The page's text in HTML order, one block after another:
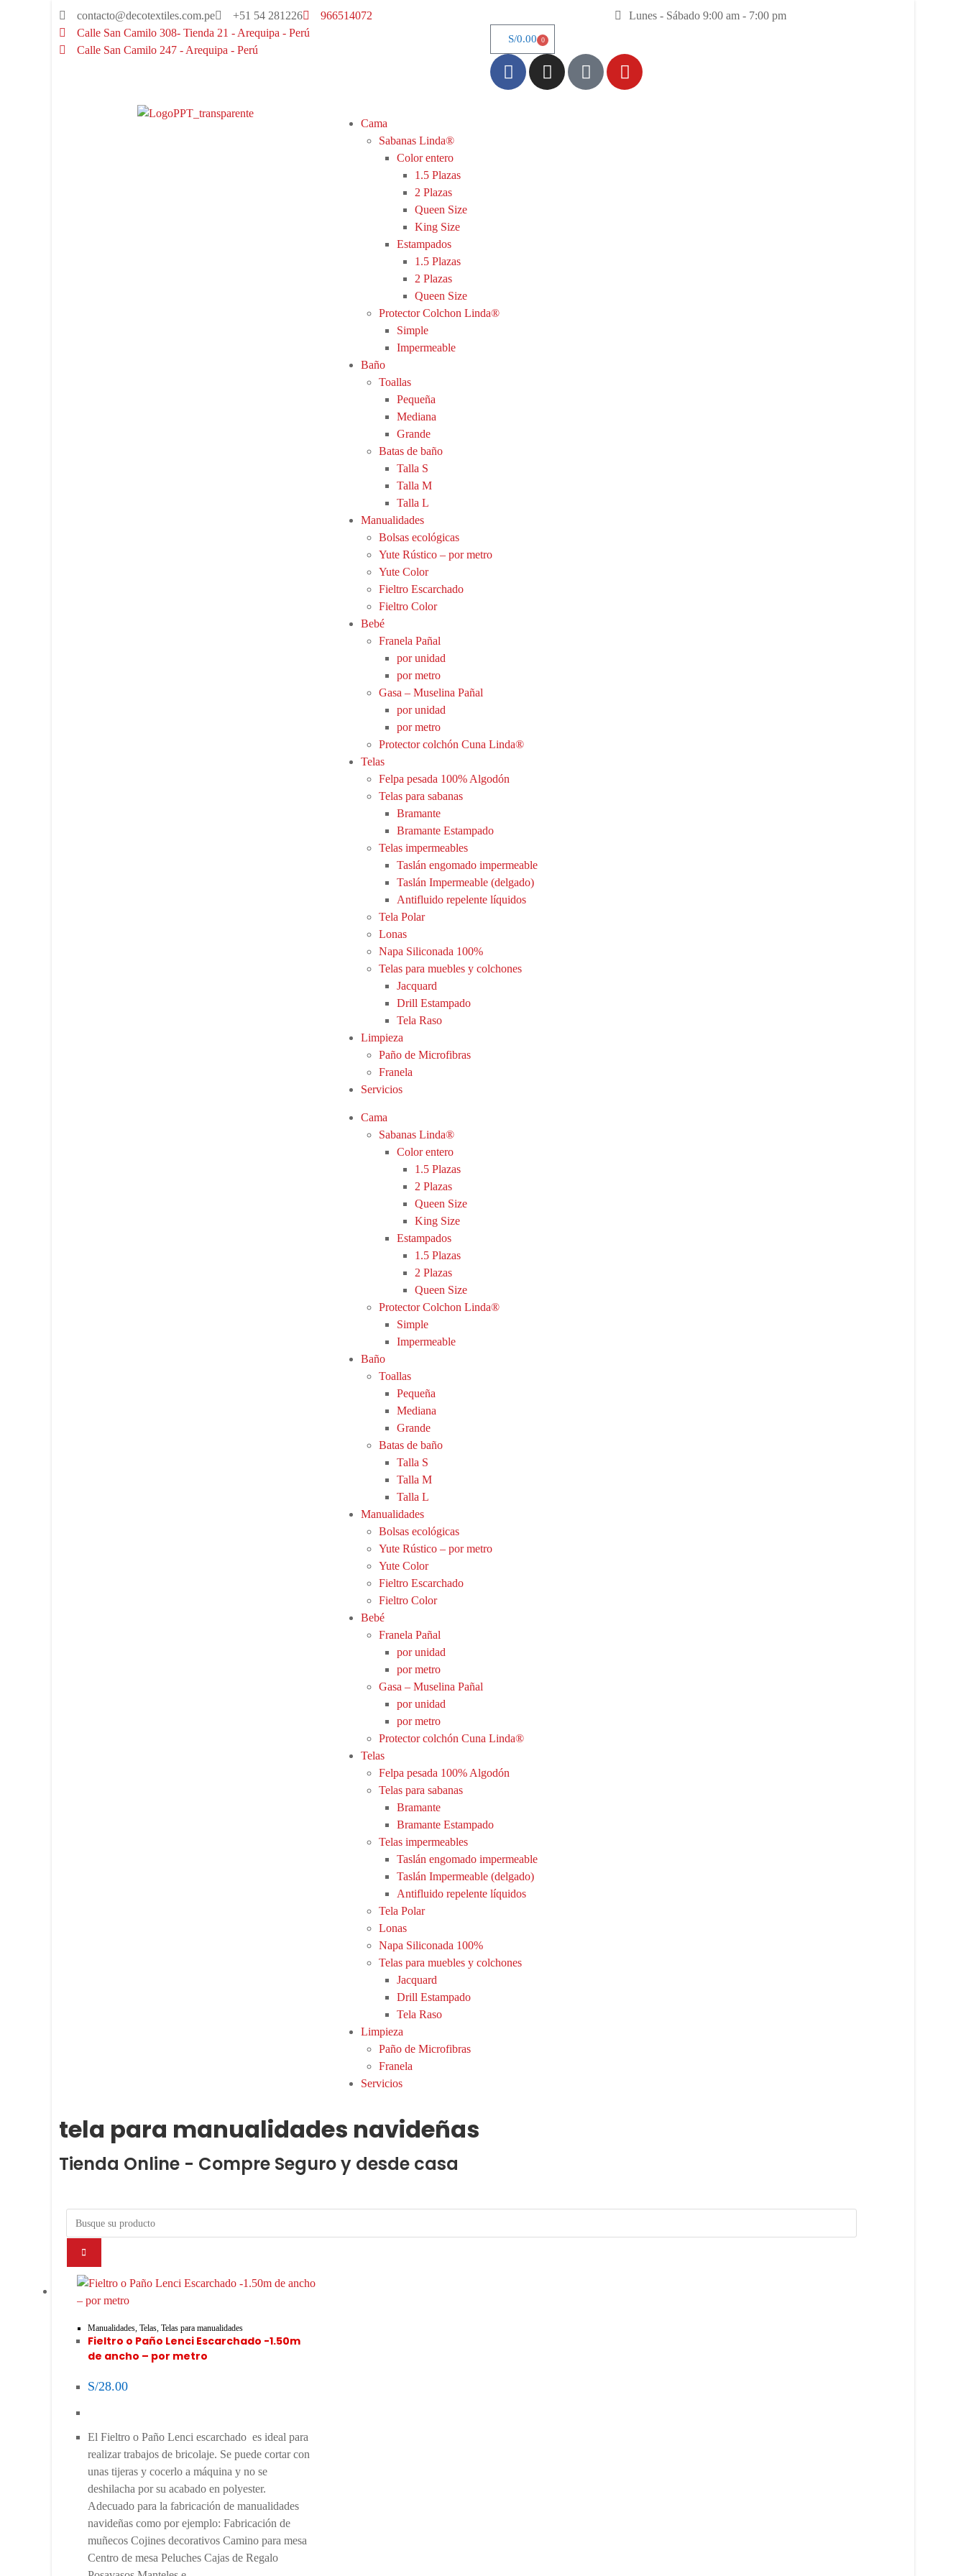
contacto@decotextiles.com.pe +51 54 281226
966514072
Calle San Camilo 308- Tienda 21 - Arequipa - Perú
Calle San Camilo 247 - Arequipa - Perú​
Lunes - Sábado 9:00 am - 7:00 pm
S/0.00 0
Cama
Sabanas Linda®
Color entero
1.5 Plazas
2 Plazas
Queen Size
King Size
Estampados
1.5 Plazas
2 Plazas
Queen Size
Protector Colchon Linda®
Simple
Impermeable
Baño
Toallas
Pequeña
Mediana
Grande
Batas de baño
Talla S
Talla M
Talla L
Manualidades
Bolsas ecológicas
Yute Rústico – por metro
Yute Color
Fieltro Escarchado
Fieltro Color
Bebé
Franela Pañal
por unidad
por metro
Gasa – Muselina Pañal
por unidad
por metro
Protector colchón Cuna Linda®
Telas
Felpa pesada 100% Algodón
Telas para sabanas
Bramante
Bramante Estampado
Telas impermeables
Taslán engomado impermeable
Taslán Impermeable (delgado)
Antifluido repelente líquidos
Tela Polar
Lonas
Napa Siliconada 100%
Telas para muebles y colchones
Jacquard
Drill Estampado
Tela Raso
Limpieza
Paño de Microfibras
Franela
Servicios
Cama
Sabanas Linda®
Color entero
1.5 Plazas
2 Plazas
Queen Size
King Size
Estampados
1.5 Plazas
2 Plazas
Queen Size
Protector Colchon Linda®
Simple
Impermeable
Baño
Toallas
Pequeña
Mediana
Grande
Batas de baño
Talla S
Talla M
Talla L
Manualidades
Bolsas ecológicas
Yute Rústico – por metro
Yute Color
Fieltro Escarchado
Fieltro Color
Bebé
Franela Pañal
por unidad
por metro
Gasa – Muselina Pañal
por unidad
por metro
Protector colchón Cuna Linda®
Telas
Felpa pesada 100% Algodón
Telas para sabanas
Bramante
Bramante Estampado
Telas impermeables
Taslán engomado impermeable
Taslán Impermeable (delgado)
Antifluido repelente líquidos
Tela Polar
Lonas
Napa Siliconada 100%
Telas para muebles y colchones
Jacquard
Drill Estampado
Tela Raso
Limpieza
Paño de Microfibras
Franela
Servicios
tela para manualidades navideñas
Tienda Online - Compre Seguro y desde casa
Manualidades, Telas, Telas para manualidades
Fieltro o Paño Lenci Escarchado -1.50m
de ancho – por metro
S/28.00
El Fieltro o Paño Lenci escarchado es ideal para
realizar trabajos de bricolaje. Se puede cortar con
unas tijeras y cocerlo a máquina y no se
deshilacha por su acabado en polyester.
Adecuado para la fabricación de manualidades
navideñas como por ejemplo: Fabricación de
muñecos Cojines decorativos Camino para mesa
Centro de mesa Peluches Cajas de Regalo